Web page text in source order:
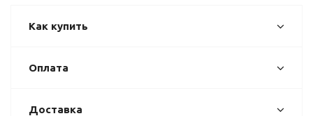
Как купить
Оплата
Доставка